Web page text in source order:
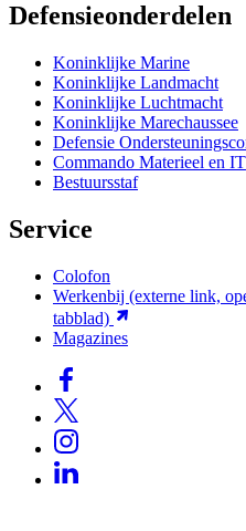
Defensieonderdelen
Koninklijke Marine
Koninklijke Landmacht
Koninklijke Luchtmacht
Koninklijke Marechaussee
Defensie
Commando Materieel en IT
Bestuursstaf
Service
Colofon
Werkenbij (externe link,
tabblad)
Magazines